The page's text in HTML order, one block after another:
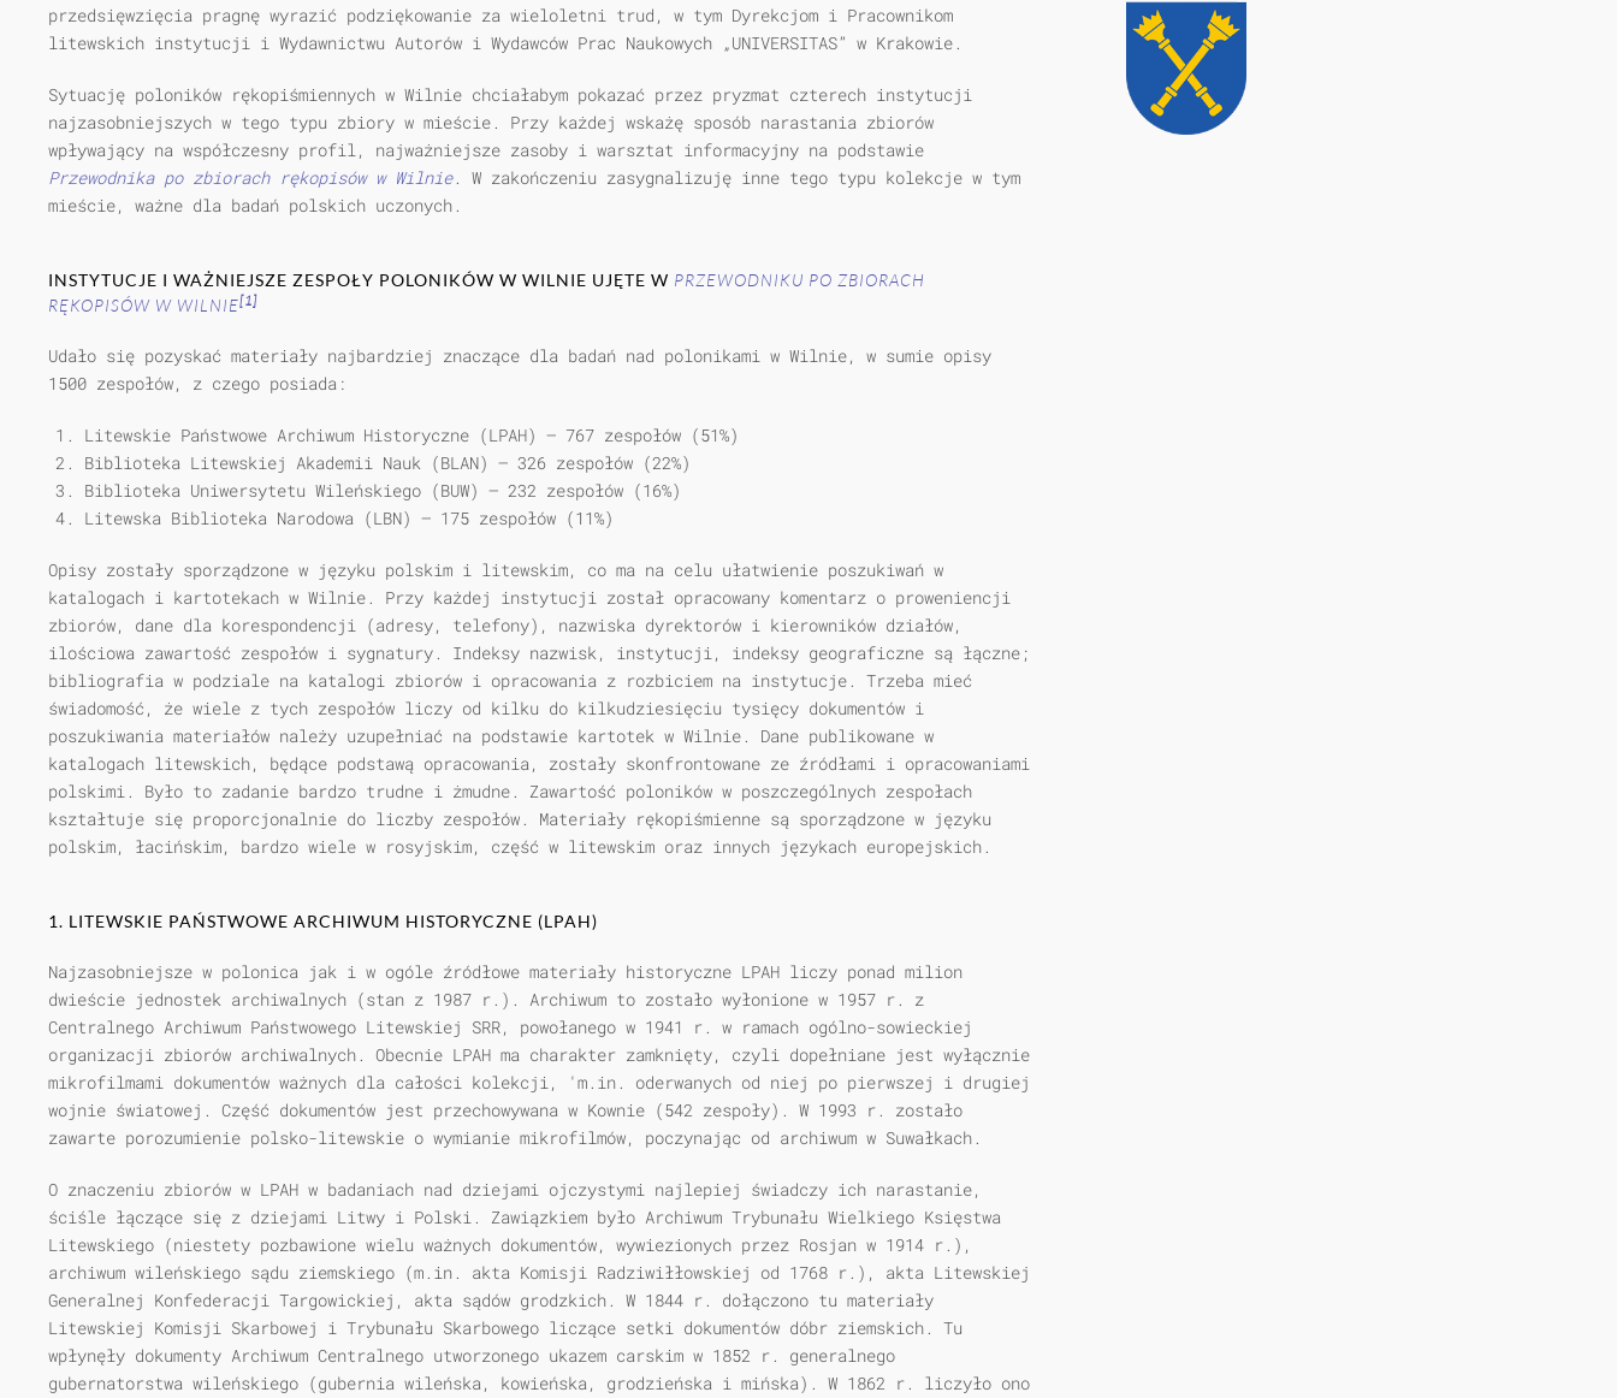
przedsięwzięcia pragnę wyrazić podziękowanie za wieloletni trud, w tym Dyrekcjom i Pracownikom
litewskich instytucji i Wydawnictwu Autorów i Wydawców Prac Naukowych „UNIVERSITAS” w Krakowie.
Sytuację poloników rękopiśmiennych w Wilnie chciałabym pokazać przez pryzmat czterech instytucji
najzasobniejszych w tego typu zbiory w mieście. Przy każdej wskażę sposób narastania zbiorów
wpływający na współczesny profil, najważniejsze zasoby i warsztat informacyjny na podstawie
Przewodnika po zbiorach rękopisów w Wilnie. W zakończeniu zasygnalizuję inne tego typu kolekcje w tym
mieście, ważne dla badań polskich uczonych.
INSTYTUCJE I WAŻNIEJSZE ZESPOŁY POLONIKÓW W WILNIE UJĘTE W PRZEWODNIKU PO ZBIORACH
RĘKOPISÓW W WILNIE[1]
Udało się pozyskać materiały najbardziej znaczące dla badań nad polonikami w Wilnie, w sumie opisy
1500 zespołów, z czego posiada:
Litewskie Państwowe Archiwum Historyczne (LPAH) — 767 zespołów (51%)
Biblioteka Litewskiej Akademii Nauk (BLAN) — 326 zespołów (22%)
Biblioteka Uniwersytetu Wileńskiego (BUW) — 232 zespołów (16%)
Litewska Biblioteka Narodowa (LBN) — 175 zespołów (11%)
Opisy zostały sporządzone w języku polskim i litewskim, co ma na celu ułatwienie poszukiwań w
katalogach i kartotekach w Wilnie. Przy każdej instytucji został opracowany komentarz o proweniencji
zbiorów, dane dla korespondencji (adresy, telefony), nazwiska dyrektorów i kierowników działów,
ilościowa zawartość zespołów i sygnatury. Indeksy nazwisk, instytucji, indeksy geograficzne są łączne;
bibliografia w podziale na katalogi zbiorów i opracowania z rozbiciem na instytucje. Trzeba mieć
świadomość, że wiele z tych zespołów liczy od kilku do kilkudziesięciu tysięcy dokumentów i
poszukiwania materiałów należy uzupełniać na podstawie kartotek w Wilnie. Dane publikowane w
katalogach litewskich, będące podstawą opracowania, zostały skonfrontowane ze źródłami i opracowaniami
polskimi. Było to zadanie bardzo trudne i żmudne. Zawartość poloników w poszczególnych zespołach
kształtuje się proporcjonalnie do liczby zespołów. Materiały rękopiśmienne są sporządzone w języku
polskim, łacińskim, bardzo wiele w rosyjskim, część w litewskim oraz innych językach europejskich.
1. LITEWSKIE PAŃSTWOWE ARCHIWUM HISTORYCZNE (LPAH)
Najzasobniejsze w polonica jak i w ogóle źródłowe materiały historyczne LPAH liczy ponad milion
dwieście jednostek archiwalnych (stan z 1987 r.). Archiwum to zostało wyłonione w 1957 r. z
Centralnego Archiwum Państwowego Litewskiej SRR, powołanego w 1941 r. w ramach ogólno-sowieckiej
organizacji zbiorów archiwalnych. Obecnie LPAH ma charakter zamknięty, czyli dopełniane jest wyłącznie
mikrofilmami dokumentów ważnych dla całości kolekcji, 'm.in. oderwanych od niej po pierwszej i drugiej
wojnie światowej. Część dokumentów jest przechowywana w Kownie (542 zespoły). W 1993 r. zostało
zawarte porozumienie polsko-litewskie o wymianie mikrofilmów, poczynając od archiwum w Suwałkach.
O znaczeniu zbiorów w LPAH w badaniach nad dziejami ojczystymi najlepiej świadczy ich narastanie,
ściśle łączące się z dziejami Litwy i Polski. Zawiązkiem było Archiwum Trybunału Wielkiego Księstwa
Litewskiego (niestety pozbawione wielu ważnych dokumentów, wywiezionych przez Rosjan w 1914 r.),
archiwum wileńskiego sądu ziemskiego (m.in. akta Komisji Radziwiłłowskiej od 1768 r.), akta Litewskiej
Generalnej Konfederacji Targowickiej, akta sądów grodzkich. W 1844 r. dołączono tu materiały
Litewskiej Komisji Skarbowej i Trybunału Skarbowego liczące setki dokumentów dóbr ziemskich. Tu
wpłynęły dokumenty Archiwum Centralnego utworzonego ukazem carskim w 1852 r. generalnego
gubernatorstwa wileńskiego (gubernia wileńska, kowieńska, grodzieńska i mińska). W 1862 r. liczyło ono